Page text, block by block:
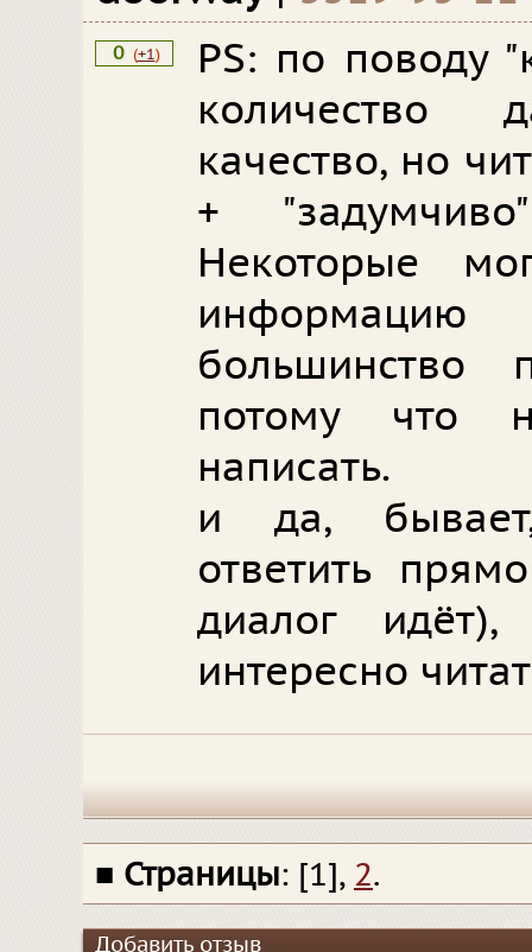
0 (+1)
PS: по поводу
количество
качество, но
+
Некоторые
большинство
потому что
написать.
и да,
ответить
диалог
интересно
■ Страницы: [1], 2.
Добавить отзыв